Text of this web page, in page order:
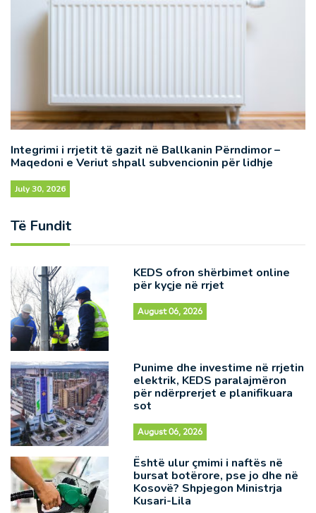
Integrimi i rrjetit të gazit në Ballkanin Përndimor –
Maqedoni e Veriut shpall subvencionin për lidhje
July 30, 2026
Të Fundit
KEDS ofron shërbimet online
për kyçje në rrjet
August 06, 2026
Punime dhe investime në rrjetin
elektrik, KEDS paralajmëron
për ndërprerjet e planifikuara
sot
August 06, 2026
Është ulur çmimi i naftës në
bursat botërore, pse jo dhe në
Kosovë? Shpjegon Ministrja
Kusari-Lila